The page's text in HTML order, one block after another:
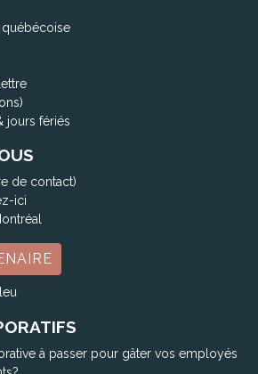
québécoise
jours fériés
de contact)
ici
à passer pour gâter vos employés